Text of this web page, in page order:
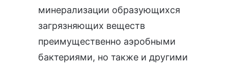
минерализации образующихся
загрязняющих веществ
преимущественно аэробными
бактериями, но также и другими